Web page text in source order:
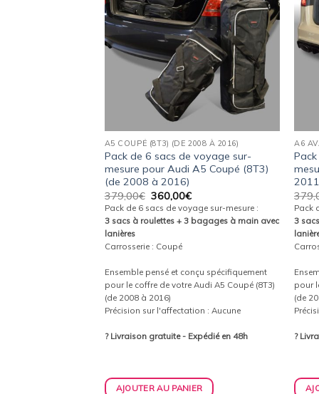
wishlist
A5 COUPÉ (8T3) (DE 2008 À 2016)
Pack de 6 sacs de voyage sur-
mesure pour Audi A5 Coupé (8T3)
(de 2008 à 2016)
379,00€ Le
prix
initial
était :
360,00€Le
prix
actuel
est :
Pack de 6 sacs de voyage sur-mesure :
3 sacs à roulettes + 3 bagages à main avec
lanières
Carrosserie : Coupé
Ensemble pensé et conçu spécifiquement
pour le coffre de votre Audi A5 Coupé (8T3)
(de 2008 à 2016)
Précision sur l'affectation : Aucune
? Livraison gratuite - Expédié en 48h
AJOUTER AU PANIER
A6
Pack
3
pour
(de
?